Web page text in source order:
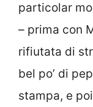
particolar
– prima con
rifiutata di
bel po’ di
stampa, e